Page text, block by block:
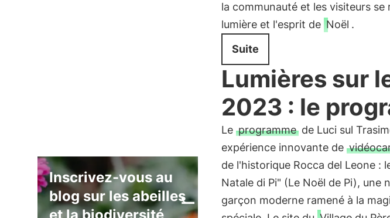
Inscrivez-vous au
blog sur les abeilles
et la biodiversité
la communauté et les visiteurs
lumière et l'esprit de Noël .
Suite
Lumières sur
2023 : le
Le programmede Luci sul
expérience innovante de
de l'historique Rocca del Leone :
Natale di Pi" (Le Noël de Pi), une
garçon moderne ramené à la